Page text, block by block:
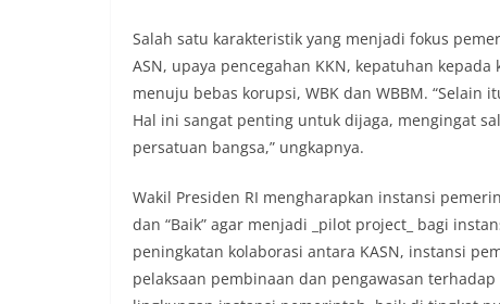
Salah satu karakteristik yang menjadi fokus
ASN, upaya pencegahan KKN, kepatuhan
menuju bebas korupsi, WBK dan WBBM.
Hal ini sangat penting untuk dijaga, mengingat
persatuan bangsa,” ungkapnya.
Wakil Presiden RI mengharapkan instansi
dan “Baik” agar menjadi _pilot project_ bagi
peningkatan kolaborasi antara KASN, instansi
pelaksaan pembinaan dan pengawasan